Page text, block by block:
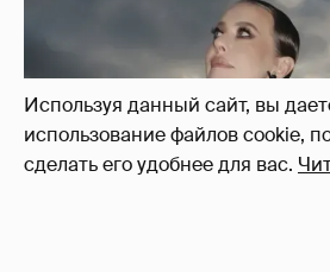
Используя данный сайт, вы
использование файлов cookie,
сделать его удобнее для вас.